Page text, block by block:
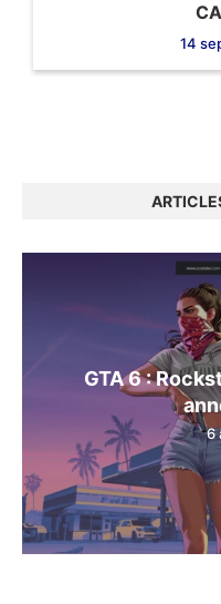
14
GTA 6 :
6